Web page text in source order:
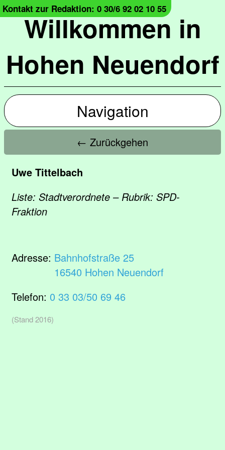
Willkommen in
Hohen Neuendorf
Kontakt zur Redaktion: 0 30/6 92 02 10 55
Navigation
← Zurückgehen
Uwe Tittelbach
Liste: Stadtverordnete – Rubrik: SPD-
Fraktion
Adresse: Bahnhofstraße 25
16540 Hohen Neuendorf
Telefon: 0 33 03/50 69 46
(Stand 2016)